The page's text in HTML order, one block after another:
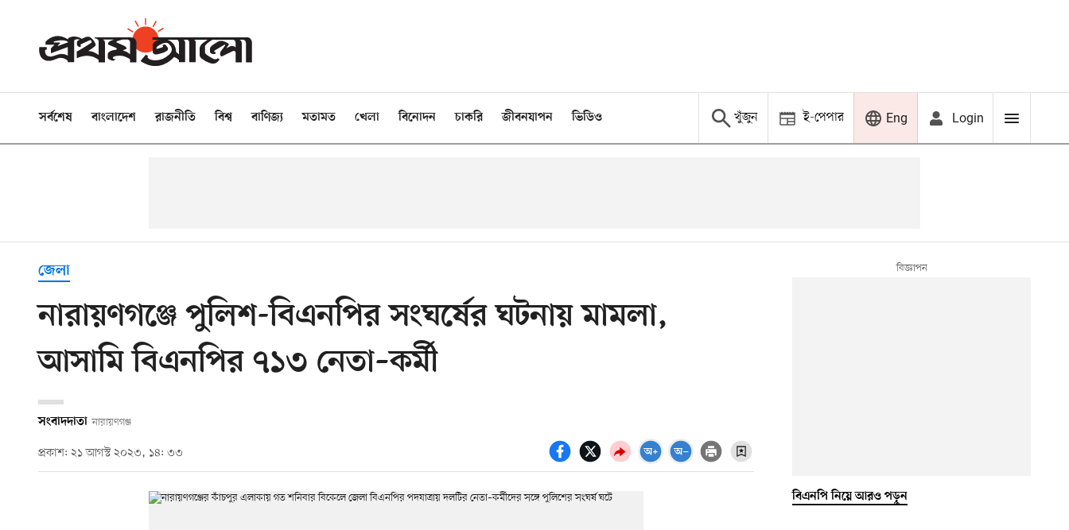
সর্বশেষ বাংলাদেশ রাজনীতি বিশ্ব বাণিজ্য মতামত খেলা বিনোদন চাকরি জীবনযাপন ভিডিও খুঁজুন ই-পেপার Eng Login
জেলা
নারায়ণগঞ্জে পুলিশ-বিএনপির সংঘর্ষের ঘটনায় মামলা,
আসামি বিএনপির ৭১৩ নেতা–কর্মী
সংবাদদাতা নারায়ণগঞ্জ
প্রকাশ: ২১ আগস্ট ২০২৩, ১৪: ৩৩
বিএনপি নিয়ে আরও পড়ুন